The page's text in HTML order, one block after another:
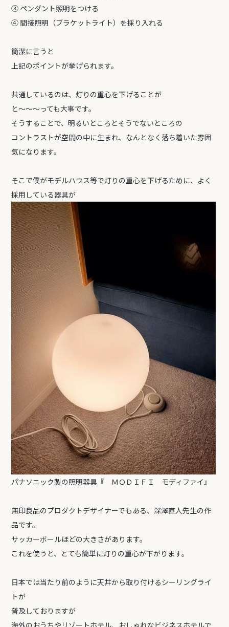
③ ペンダント照明をつける
④ 間接照明（ブラケットライト）を採り入れる
簡潔に言うと
上記のポイントが挙げられます。
共通しているのは、灯りの重心を下げることが
と～～～っても大事です。
そうすることで、明るいところとそうでないところの
コントラストが空間の中に生まれ、なんとなく落ち着いた雰囲
気になります。
そこで僕がモデルハウス等で灯りの重心を下げるために、よく
採用している器具が
パナソニック製の照明器具『 ＭＯＤＩＦＩ モディファイ』
無印良品のプロダクトデザイナーでもある、深澤直人先生の作
品です。
サッカーボールほどの大きさがあります。
これを使うと、とても簡単に灯りの重心が下がります。
日本では当たり前のように天井から取り付けるシーリングライ
トが
普及しておりますが